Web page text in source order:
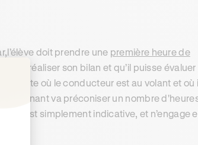
doit prendre une première heure de
réaliser son bilan et qu’il puisse évaluer
où le conducteur est au volant et où
va préconiser un nombre
est simplement indicative, et n’engage
: Personnalisez vos